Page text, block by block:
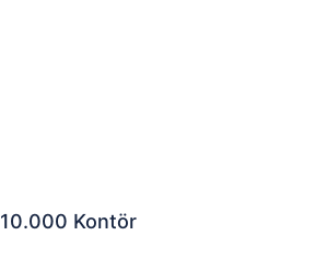
10.000 Kontör